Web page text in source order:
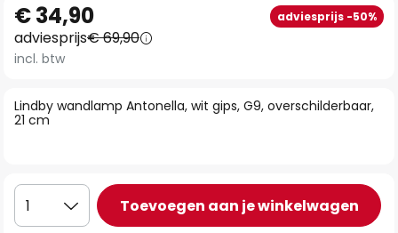
naar
het
begin
de
afbeeldingen-
Lindby wandlamp Antonella, wit gips, G9, overschilderbaar,
21 cm
€ 34,90 adviesprijs -50%
adviesprijs€ 69,90
incl. btw
1 Toevoegen aan je winkelwagen